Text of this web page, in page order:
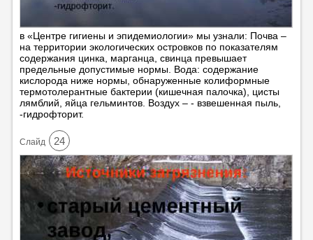
в «Центре гигиены и эпидемиологии» мы узнали: Почва –
на территории экологических островков по показателям
содержания цинка, марганца, свинца превышает
предельные допустимые нормы. Вода: содержание
кислорода ниже нормы, обнаруженные колиформные
термотолерантные бактерии (кишечная палочка), цисты
лямблий, яйца гельминтов. Воздух – - взвешенная пыль,
-гидрофторит.
Cлайд 24